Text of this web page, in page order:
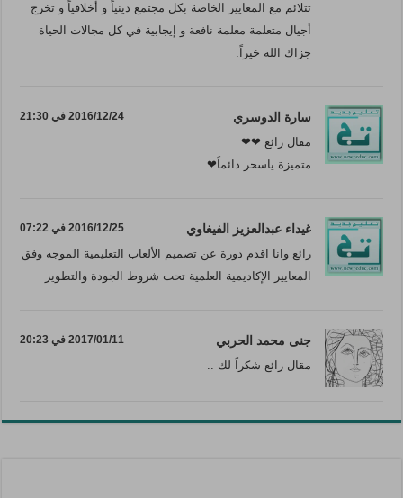
تتلائم مع المعايير الخاصة بكل مجتمع دينياً و أخلاقياً و تخرج
أجيال متعلمة معلمة نافعة و إيجابية في كل مجالات الحياة
جزاك الله خيراً.
سارة الدوسري 2016/12/24 في 21:30
مقال رائع ❤❤
متميزة ياسحر دائماً❤
غيداء عبدالعزيز الفيغاوي 2016/12/25 في 07:22
رائع وانا اقدم دورة عن تصميم الألعاب التعليمية الموجه وفق
المعايير الإكاديمية العلمية تحت شروط الجودة والتطوير
جنى محمد الحربي 2017/01/11 في 20:23
مقال رائع شكراً لك ..